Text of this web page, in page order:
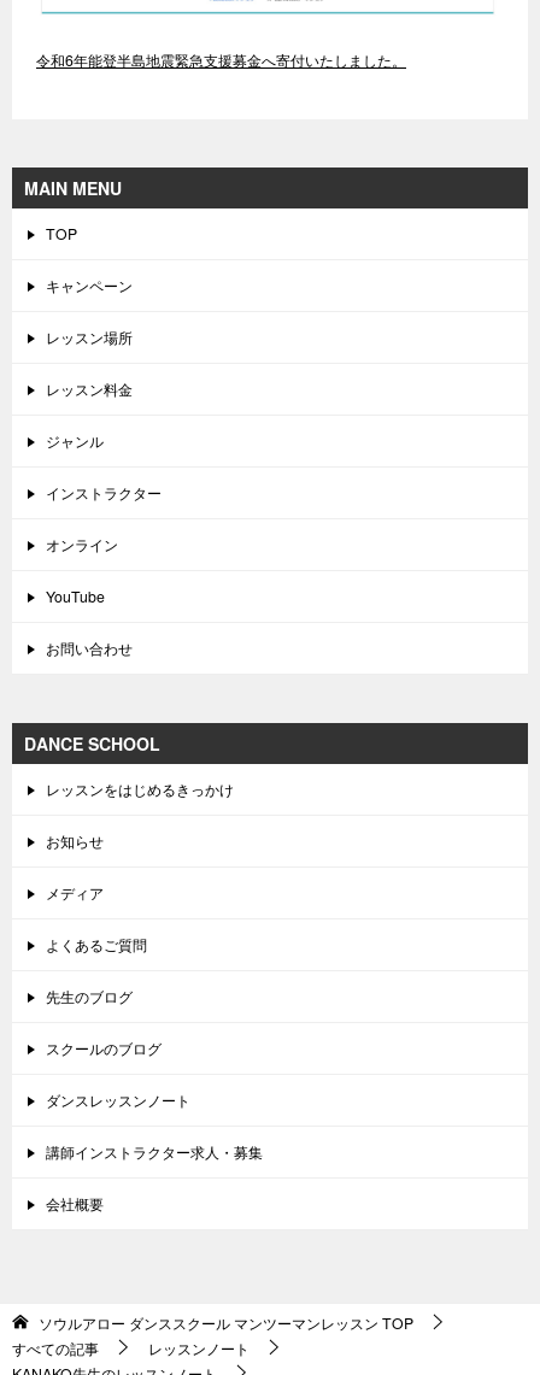
令和6年能登半島地震緊急支援募金へ寄付いたしました。
MAIN MENU
TOP
キャンペーン
レッスン場所
レッスン料金
ジャンル
インストラクター
オンライン
YouTube
お問い合わせ
DANCE SCHOOL
レッスンをはじめるきっかけ
お知らせ
メディア
よくあるご質問
先生のブログ
スクールのブログ
ダンスレッスンノート
講師インストラクター求人・募集
会社概要
ソウルアロー ダンススクール マンツーマンレッスン TOP
すべての記事
レッスンノート